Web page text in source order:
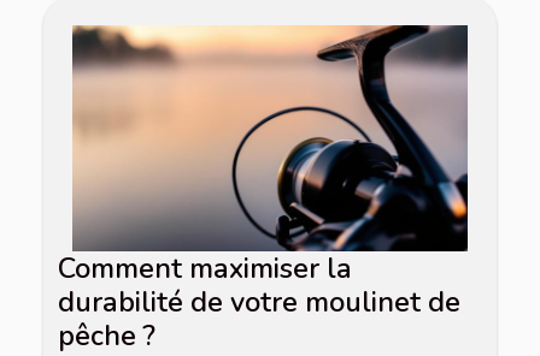
Comment maximiser la
durabilité de votre moulinet de
pêche ?